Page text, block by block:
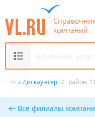
компаний
Мега Дискаунтер / район
Все филиалы